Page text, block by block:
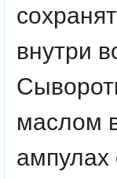
внутри
маслом
ампулах